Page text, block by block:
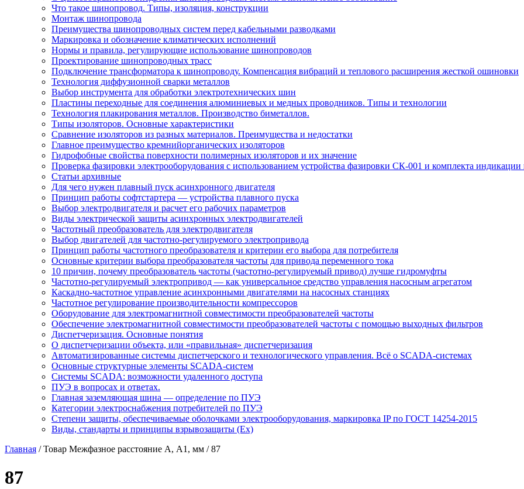
Что такое шинопровод. Типы, изоляция, конструкции
Монтаж шинопровода
Преимущества шинопроводных систем перед кабельными разводками
Маркировка и обозначение климатических исполнений
Нормы и правила, регулирующие использование шинопроводов
Проектирование шинопроводных трасс
Подключение трансформатора к шинопроводу. Компенсация вибраций и теплового расширения жесткой ошиновки
Технология диффузионной сварки металлов
Выбор инструмента для обработки электротехнических шин
Пластины переходные для соединения алюминиевых и медных проводников. Типы и технологии
Технология плакирования металлов. Производство биметаллов.
Типы изоляторов. Основные характеристики
Сравнение изоляторов из разных материалов. Преимущества и недостатки
Главное преимущество кремнийорганических изоляторов
Гидрофобные свойства поверхности поли мерных изоляторов и их значение
Проверка фазировки электрооборудования с использованием устройства фазировки СК-001 и комплекта
Статьи архивные
Для чего нужен плавный пуск асинхронного двигателя
Принцип работы софтстартера — устройства плавного пуска
Выбор электродвигателя и расчет его рабочих параметров
Виды электрической защиты асинхронных электродвигателей
Частотный преобразователь для электродвигателя
Выбор двигателей для частотно-регулируемого электропривода
Принцип работы частотного преобразователя и критерии его выбора для потребителя
Основные критерии выбора преобразователя частоты для привода переменного тока
10 причин, почему преобразователь частоты (частотно-регулируемый привод) лучше гидромуфты
Частотно-регулируемый электропривод — как универсальное средство управления насосным агрегатом
Каскадно-частотное управление асинхронными двигателями на насосных станциях
Частотное регулирование производительности компрессоров
Оборудование для электромагнитной совместимости преобразователей частоты
Обеспечение электромагнитной совместимости преобразователей частоты с помощью выходных фильтров
Диспетчеризация. Основные понятия
О диспетчеризации объекта, или «правильная» диспетчеризация
Автоматизированные системы диспетчерского и технологического управления. Всё о SCADA-системах
Основные структурные элементы SCADA-систем
Системы SCADA: возможности удаленного доступа
ПУЭ в вопросах и ответах.
Главная заземляющая шина — определение по ПУЭ
Категории электроснабжения потребителей по ПУЭ
Степени защиты, обеспечиваемые оболочками электрооборудования, маркировка IP по ГОСТ 14254-2015
Виды, стандарты и принципы взрывозащиты (Ex)
Главная / Товар Межфазное расстояние А, A1, мм / 87
87